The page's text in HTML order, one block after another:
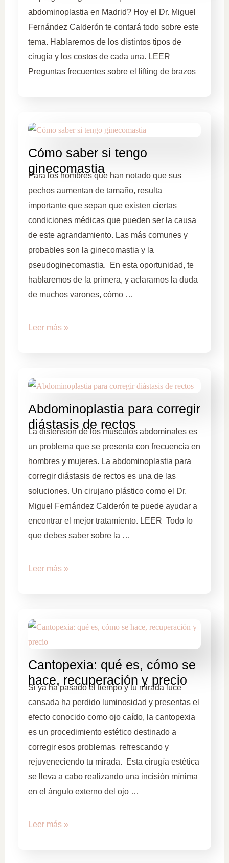
abdominoplastia en Madrid? Hoy el Dr. Miguel
Fernández Calderón te contará todo sobre este
tema. Hablaremos de los distintos tipos de
cirugía y los costos de cada una. LEER
Preguntas frecuentes sobre el lifting de brazos
Cómo saber si tengo
ginecomastia
Para los hombres que han notado que sus
pechos aumentan de tamaño, resulta
importante que sepan que existen ciertas
condiciones médicas que pueden ser la causa
de este agrandamiento. Las más comunes y
probables son la ginecomastia y la
pseudoginecomastia. En esta oportunidad, te
hablaremos de la primera, y aclaramos la duda
de muchos varones, cómo …
Leer más »
Abdominoplastia para corregir
diástasis de rectos
La distensión de los músculos abdominales es
un problema que se presenta con frecuencia en
hombres y mujeres. La abdominoplastia para
corregir diástasis de rectos es una de las
soluciones. Un cirujano plástico como el Dr.
Miguel Fernández Calderón te puede ayudar a
encontrar el mejor tratamiento. LEER Todo lo
que debes saber sobre la …
Leer más »
Cantopexia: qué es, cómo se
hace, recuperación y precio
Si ya ha pasado el tiempo y tu mirada luce
cansada ha perdido luminosidad y presentas el
efecto conocido como ojo caído, la cantopexia
es un procedimiento estético destinado a
corregir esos problemas refrescando y
rejuveneciendo tu mirada. Esta cirugía estética
se lleva a cabo realizando una incisión mínima
en el ángulo externo del ojo …
Leer más »